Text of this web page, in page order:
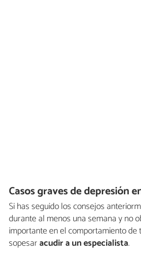
Casos graves de depresión
Si has seguido los consejos
durante al menos una semana y no
importante en el comportamiento de
sopesaracudir a un especialista.